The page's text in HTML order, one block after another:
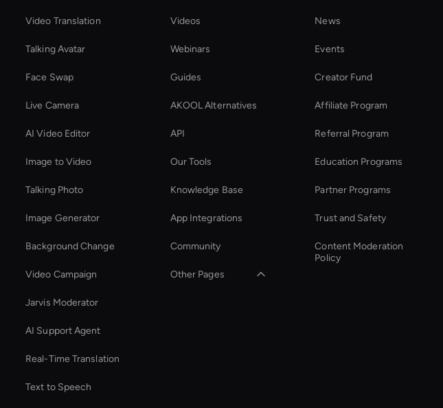
Video Translation
Talking Avatar
Face Swap
Live Camera
AI Video Editor
Image to Video
Talking Photo
Image Generator
Background Change
Video Campaign
Jarvis Moderator
AI Support Agent
Real-Time Translation
Text to Speech
Videos
Webinars
Guides
AKOOL Alternatives
API
Our Tools
Knowledge Base
App Integrations
Community
Other Pages
News
Events
Creator Fund
Affiliate Program
Referral Program
Education Programs
Partner Programs
Trust and Safety
Content Moderation
Policy